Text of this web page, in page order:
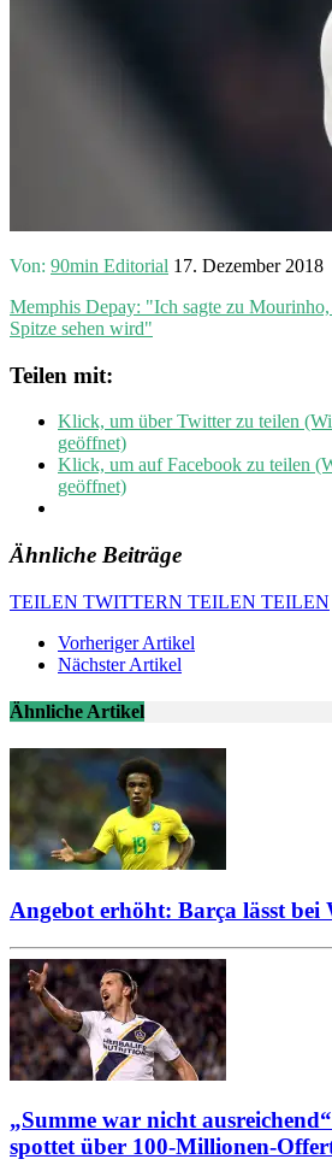
Von: 90min Editorial 17. Dezember 2018
Memphis Depay: "Ich sagte zu Mourinho,
Spitze sehen wird"
Teilen mit:
Klick, um über Twitter zu teilen
geöffnet)
Klick, um auf Facebook zu teilen
geöffnet)
Ähnliche Beiträge
TEILEN TWITTERN TEILEN TEILEN
Vorheriger Artikel
Nächster Artikel
Ähnliche Artikel
Angebot erhöht: Barça lässt
„Summe war nicht
spottet über 100-Millionen-